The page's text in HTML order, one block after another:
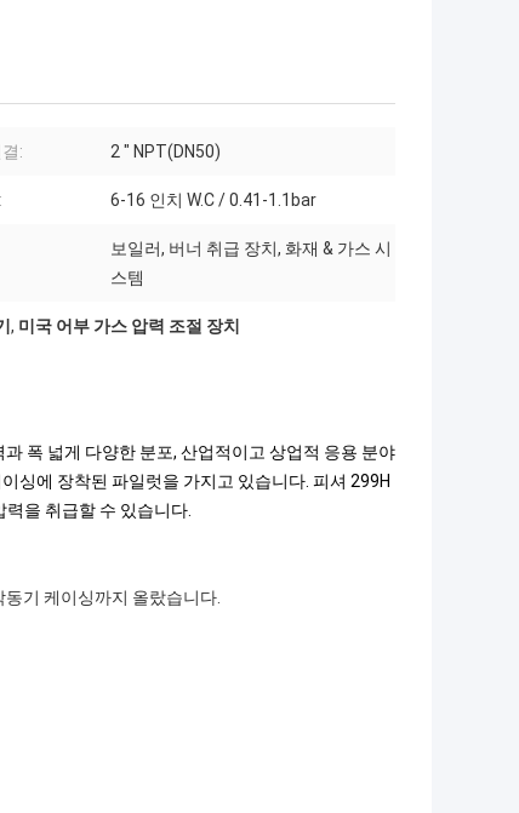
: 2 " NPT(DN50)
6-16 인치 W.C / 0.41-1.1bar
보일러, 버너 취급 장치, 화재 & 가스 시
스템
, 미국 어부 가스 압력 조절 장치
폭 넓게 다양한 분포, 산업적이고 상업적 응용 분야
싱에 장착된 파일럿을 가지고 있습니다. 피셔 299H
을 취급할 수 있습니다.
기 케이싱까지 올랐습니다.